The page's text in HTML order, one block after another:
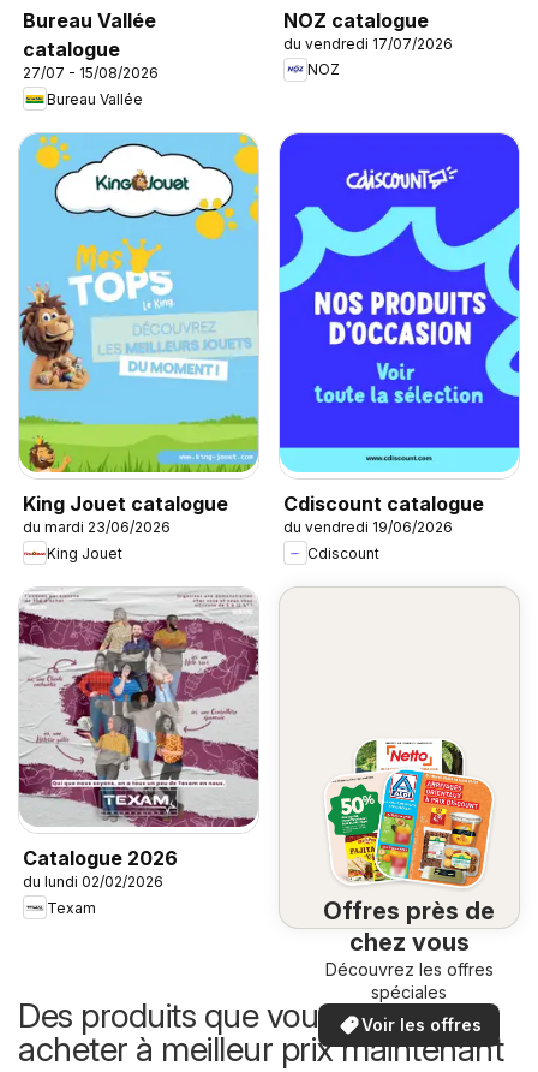
Bureau Vallée
catalogue
27/07 - 15/08/2026
Bureau Vallée
NOZ catalogue
du vendredi 17/07/2026
NOZ
King Jouet catalogue
du mardi 23/06/2026
King Jouet
Cdiscount catalogue
du vendredi 19/06/2026
Cdiscount
Catalogue 2026
du lundi 02/02/2026
Texam
Offres près de
chez vous
Découvrez les offres
spéciales
Voir les offres
Des produits que vous pouvez
acheter à meilleur prix maintenant